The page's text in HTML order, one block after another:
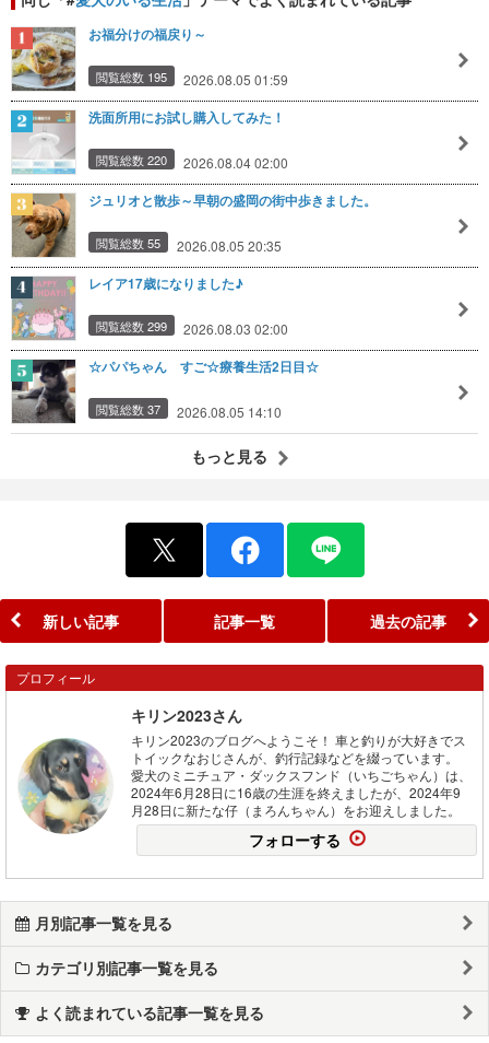
お福分けの福戻り～
閲覧総数 195 2026.08.05 01:59
洗面所用にお試し購入してみた！
閲覧総数 220 2026.08.04 02:00
ジュリオと散歩～早朝の盛岡の街中歩きました。
閲覧総数 55 2026.08.05 20:35
レイア17歳になりました♪
閲覧総数 299 2026.08.03 02:00
☆パパちゃん すご☆療養生活2日目☆
閲覧総数 37 2026.08.05 14:10
もっと見る
新しい記事 記事一覧 過去の記事
プロフィール
キリン2023さん
キリン2023のブログへようこそ！ 車と釣りが大好きでス
トイックなおじさんが、釣行記録などを綴っています。
愛犬のミニチュア・ダックスフンド（いちごちゃん）は、
2024年6月28日に16歳の生涯を終えましたが、2024年9
月28日に新たな仔（まろんちゃん）をお迎えしました。
フォローする
月別記事一覧を見る
カテゴリ別記事一覧を見る
よく読まれている記事一覧を見る